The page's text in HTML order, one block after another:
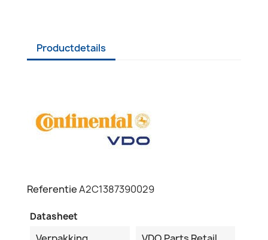
Productdetails
ReferentieA2C1387390029
Datasheet